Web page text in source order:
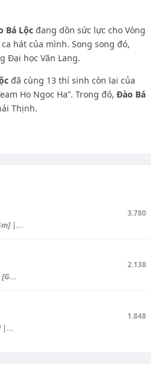
Bá Lộcđang dồn sức lực cho Vòng
hát của mình. Song song đó,
Đại học Văn Lang.
đã cùng 13 thí sinh còn lại của
Ho Ngoc Ha”. Trong đó, Đào Bá
Thịnh.
|...
3.780
2.138
|...
1.848